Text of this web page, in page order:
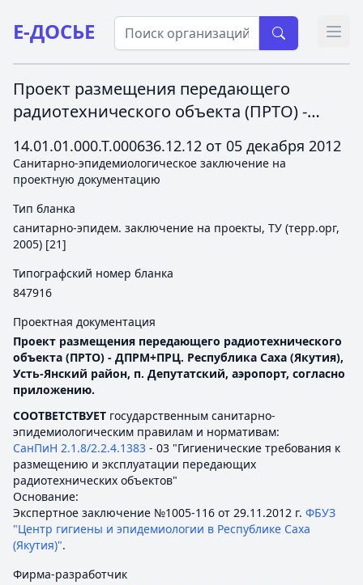
Е-ДОСЬЕ
Проект размещения передающего
радиотехнического объекта (ПРТО) -
Усть-Янский район, п. Депутатский,
аэропорт, согласно приложению.
14.01.01.000.Т.000636.12.12 от 05 декабря 2012
Санитарно-эпидемиологическое заключение на
проектную документацию
Тип бланка
санитарно-эпидем. заключение на проекты, ТУ (терр.орг,
2005) [21]
Типографский номер бланка
847916
Проектная документация
Проект размещения передающего радиотехнического
объекта (ПРТО) - ДПРМ+ПРЦ. Республика Саха (Якутия),
Усть-Янский район, п. Депутатский, аэропорт, согласно
приложению.
СООТВЕТСТВУЕТ государственным санитарно-
эпидемиологическим правилам и нормативам:
СанПиН 2.1.8/2.2.4.1383 - 03 "Гигиенические требования к
размещению и эксплуатации передающих
радиотехнических объектов"
Основание:
Экспертное заключение №1005-116 от 29.11.2012 г. ФБУЗ
"Центр гигиены и эпидемиологии в Республике Саха
(Якутия)".
Фирма-разработчик